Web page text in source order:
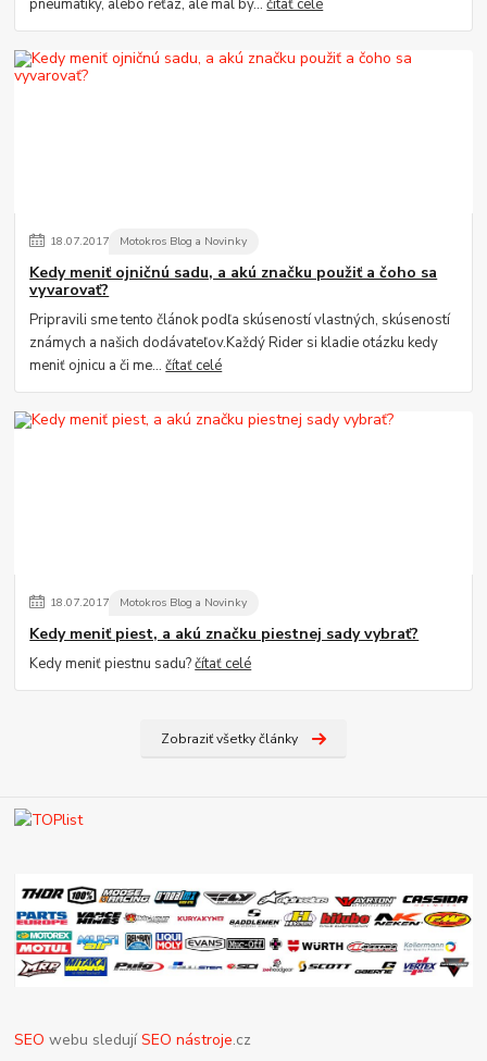
18.07.2017 Motokros Blog a Novinky
Kedy meniť ojničnú sadu, a akú značku použiť a čoho sa
vyvarovať?
Pripravili sme tento článok podľa skúseností vlastných, skúseností
známych a našich dodávateľov.Každý Rider si kladie otázku kedy
meniť ojnicu a či me...čítať celé
18.07.2017 Motokros Blog a Novinky
Kedy meniť piest, a akú značku piestnej sady vybrať?
Kedy meniť piestnu sadu?čítať celé
Zobraziť všetky články
SEO webu sledujíSEO nástroje.cz